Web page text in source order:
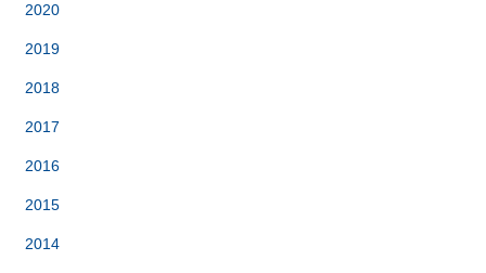
2020
2019
2018
2017
2016
2015
2014